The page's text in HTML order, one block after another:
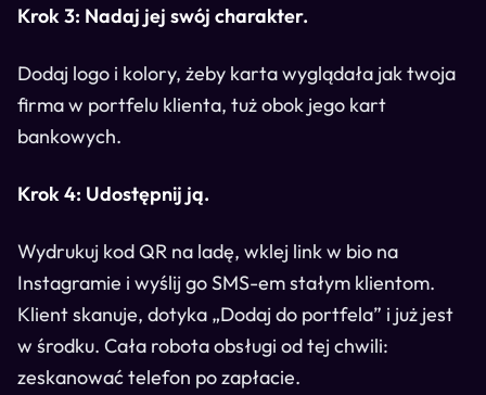
Krok 3: Nadaj jej swój charakter.
Dodaj logo i kolory, żeby karta wyglądała jak twoja
firma w portfelu klienta, tuż obok jego kart
bankowych.
Krok 4: Udostępnij ją.
Wydrukuj kod QR na ladę, wklej link w bio na
Instagramie i wyślij go SMS-em stałym klientom.
Klient skanuje, dotyka „Dodaj do portfela” i już jest
w środku. Cała robota obsługi od tej chwili:
zeskanować telefon po zapłacie.